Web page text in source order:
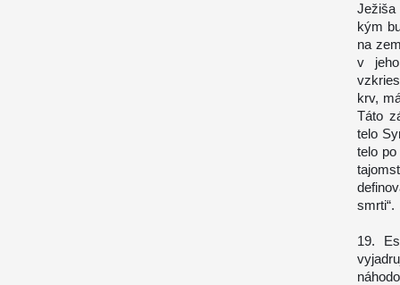
Ježiša
kým
na
v
krv,
Táto
telo
telo
smrti“.
19.